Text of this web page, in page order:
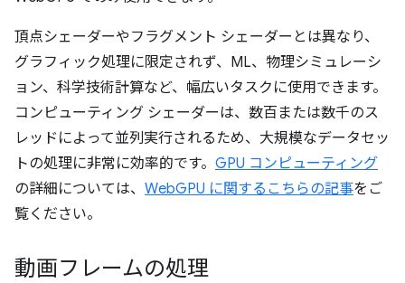
頂点シェーダーやフラグメント シェーダーとは異なり、
グラフィック処理に限定されず、ML、物理シミュレーシ
ョン、科学技術計算など、幅広いタスクに使用できます。
コンピューティング シェーダーは、数百または数千のス
レッドによって並列実行されるため、大規模なデータセッ
トの処理に非常に効率的です。 GPU コンピューティング
の詳細については、 WebGPU に関するこちらの記事をご
覧ください。
動画フレームの処理